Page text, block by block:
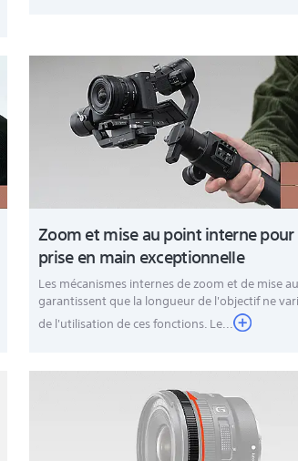
Zoom et mise au point interne
prise en main exceptionnelle
Les mécanismes internes de zoom et de mise
garantissent que la longueur de l'objectif ne
de l'utilisation de ces fonctions. Le...